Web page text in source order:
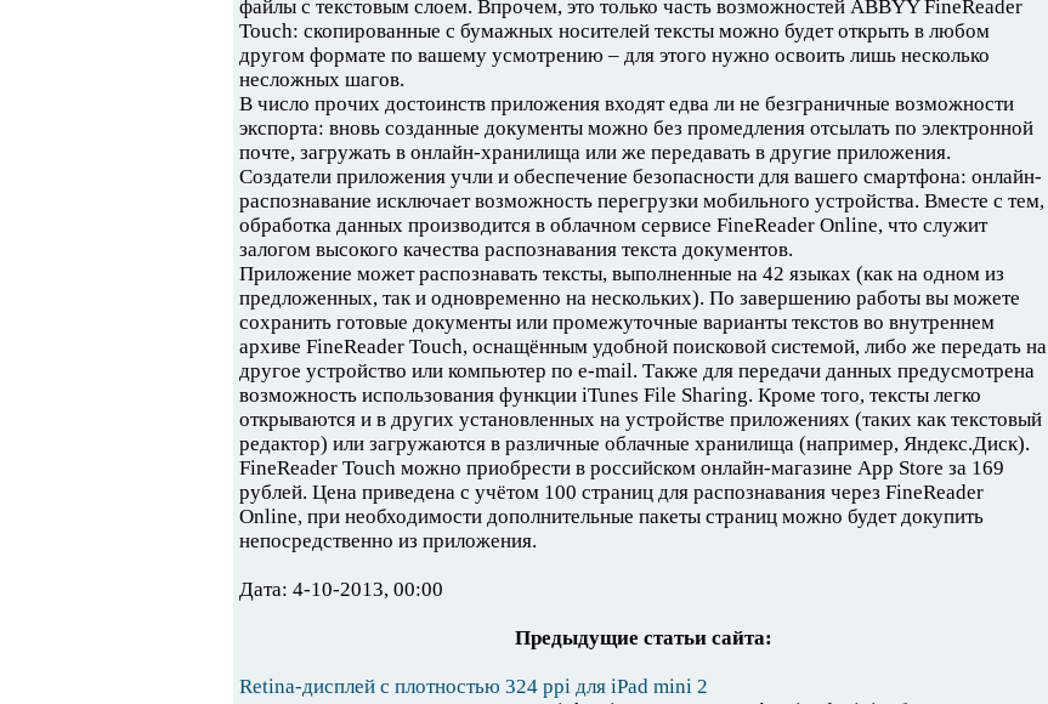
файлы с текстовым слоем. Впрочем, это только часть возможностей ABBYY FineReader
Touch: скопированные с бумажных носителей тексты можно будет открыть в любом
другом формате по вашему усмотрению – для этого нужно освоить лишь несколько
несложных шагов.
В число прочих достоинств приложения входят едва ли не безграничные возможности
экспорта: вновь созданные документы можно без промедления отсылать по электронной
почте, загружать в онлайн-хранилища или же передавать в другие приложения.
Создатели приложения учли и обеспечение безопасности для вашего смартфона: онлайн-
распознавание исключает возможность перегрузки мобильного устройства. Вместе с тем,
обработка данных производится в облачном сервисе FineReader Online, что служит
залогом высокого качества распознавания текста документов.
Приложение может распознавать тексты, выполненные на 42 языках (как на одном из
предложенных, так и одновременно на нескольких). По завершению работы вы можете
сохранить готовые документы или промежуточные варианты текстов во внутреннем
архиве FineReader Touch, оснащённым удобной поисковой системой, либо же передать на
другое устройство или компьютер по e-mail. Также для передачи данных предусмотрена
возможность использования функции iTunes File Sharing. Кроме того, тексты легко
открываются и в других установленных на устройстве приложениях (таких как текстовый
редактор) или загружаются в различные облачные хранилища (например, Яндекс.Диск).
FineReader Touch можно приобрести в российском онлайн-магазине App Store за 169
рублей. Цена приведена с учётом 100 страниц для распознавания через FineReader
Online, при необходимости дополнительные пакеты страниц можно будет докупить
непосредственно из приложения.
Дата: 4-10-2013, 00:00
Предыдущие статьи сайта:
Retina-дисплей с плотностью 324 ppi для iPad mini 2